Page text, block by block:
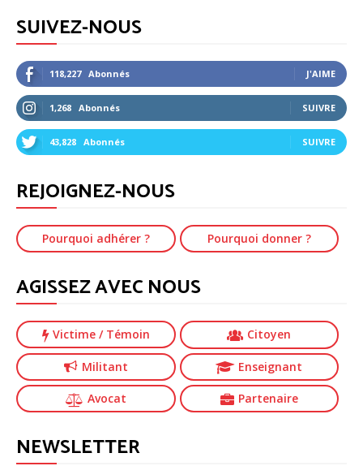
SUIVEZ-NOUS
118,227 Abonnés J'AIME
1,268 Abonnés SUIVRE
43,828 Abonnés SUIVRE
REJOIGNEZ-NOUS
Pourquoi adhérer ? Pourquoi donner ?
AGISSEZ AVEC NOUS
Victime / Témoin Citoyen
Militant Enseignant
Avocat Partenaire
NEWSLETTER